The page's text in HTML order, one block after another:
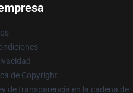
de Copyright
de transparencia en la cadena de